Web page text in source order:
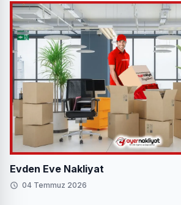
Evden Eve Nakliyat
04 Temmuz 2026